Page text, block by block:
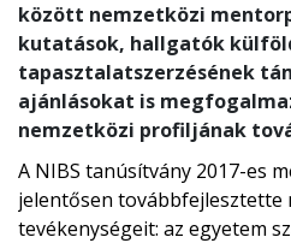
között nemzetközi
kutatások, hallgatók
tapasztalatszerzésének
ajánlásokat is
nemzetközi profiljának
A NIBS tanúsítvány 2017-es
jelentősen továbbfejlesztette
tevékenységeit: az egyetem